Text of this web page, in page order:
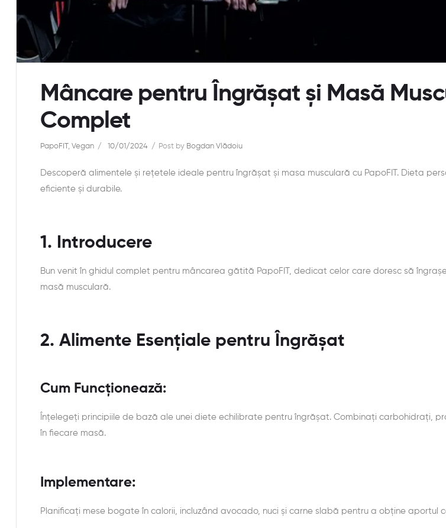
Mâncare pentru Îngrășat și Masă
Complet
PapoFIT , Vegan 10/01/2024 Post by Bogdan Vlădoiu
Descoperă alimentele și rețetele ideale pentru îngrășat și masa musculară cu PapoFIT. Dieta
eficiente și durabile.
1. Introducere
Bun venit în ghidul complet pentru mâncarea gătită PapoFIT, dedicat celor care doresc să
masă musculară.
2. Alimente Esențiale pentru Îngrășat
Cum Funcționează:
Înțelegeți principiile de bază ale unei diete echilibrate pentru îngrășat. Combinați carbohidrați,
în fiecare masă.
Implementare:
Planificați mese bogate în calorii, incluzând avocado, nuci și carne slabă pentru a obține aportul